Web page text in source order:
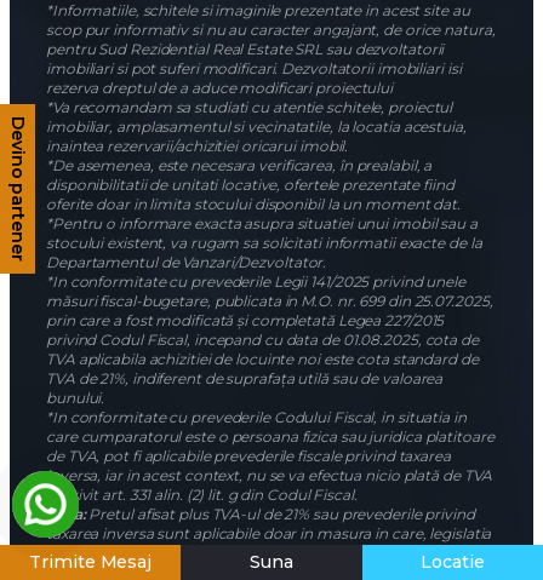
*Informatiile, schitele si imaginile prezentate in acest site au
scop pur informativ si nu au caracter angajant, de orice natura,
pentru Sud Rezidential Real Estate SRL sau dezvoltatorii
imobiliari si pot suferi modificari. Dezvoltatorii imobiliari isi
rezerva dreptul de a aduce modificari proiectului
*Va recomandam sa studiati cu atentie schitele, proiectul
imobiliar, amplasamentul si vecinatatile, la locatia acestuia,
inaintea rezervarii/achizitiei oricarui imobil.
*De asemenea, este necesara verificarea, în prealabil, a
disponibilitatii de unitati locative, ofertele prezentate fiind
oferite doar in limita stocului disponibil la un moment dat.
*Pentru o informare exacta asupra situatiei unui imobil sau a
stocului existent, va rugam sa solicitati informatii exacte de la
Departamentul de Vanzari/Dezvoltator.
*In conformitate cu prevederile Legii 141/2025 privind unele
măsuri fiscal-bugetare, publicata in M.O. nr. 699 din 25.07.2025,
prin care a fost modificată și completată Legea 227/2015
privind Codul Fiscal, incepand cu data de 01.08.2025, cota de
TVA aplicabila achizitiei de locuinte noi este cota standard de
TVA de 21%, indiferent de suprafața utilă sau de valoarea
bunului.
*In conformitate cu prevederile Codului Fiscal, in situatia in
care cumparatorul este o persoana fizica sau juridica platitoare
de TVA, pot fi aplicabile prevederile fiscale privind taxarea
inversa, iar in acest context, nu se va efectua nicio plată de TVA
potrivit art. 331 alin. (2) lit. g din Codul Fiscal.
Nota:Pretul afisat plus TVA-ul de 21% sau prevederile privind
taxarea inversa sunt aplicabile doar in masura in care, legislatia
fiscala existenta se va mentine pana la data achizitiei/predarii
imobilului, in caz contrar cumparatorul va suporta integral
Trimite Mesaj Suna Locatie
Devino partener